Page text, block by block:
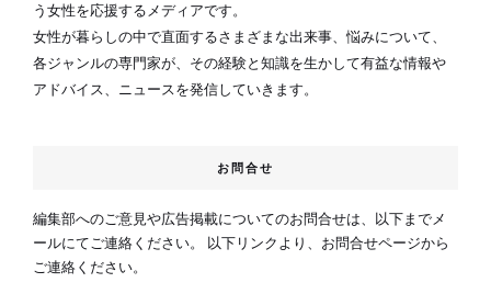
う女性を応援するメディアです。
女性が暮らしの中で直面するさまざまな出来事、悩みについて、
各ジャンルの専門家が、その経験と知識を生かして有益な情報や
アドバイス、ニュースを発信していきます。
お問合せ
編集部へのご意見や広告掲載についてのお問合せは、以下までメ
ールにてご連絡ください。 以下リンクより、お問合せページから
ご連絡ください。